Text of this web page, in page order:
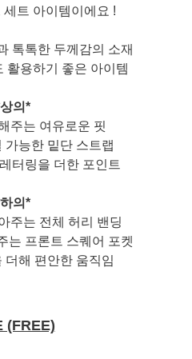
세트 아이템이에요 !
톡톡한 두께감의 소재
활용하기 좋은 아이템
의*
주는 여유로운 핏
가능한 밑단 스트랩
터링을 더한 포인트
의*
주는 전체 허리 밴딩
는 프론트 스퀘어 포켓
더해 편안한 움직임
(FREE)